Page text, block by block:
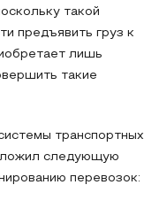
такой
предъявить груз к
лишь
такие
транспортных
следующую
перевозок: